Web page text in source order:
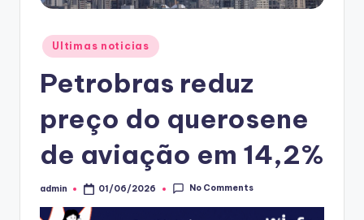
Posted
in
Ultimas noticias
Petrobras reduz
preço do querosene
de aviação em 14,2%
Posted
admin 01/06/2026 No Comments